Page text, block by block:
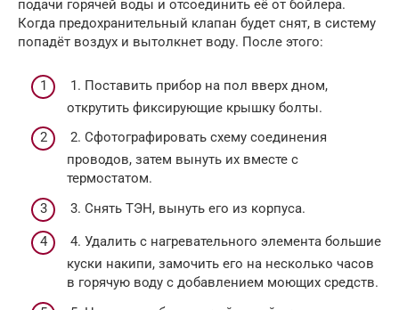
подачи горячей воды и отсоединить её от бойлера.
Когда предохранительный клапан будет снят, в систему
попадёт воздух и вытолкнет воду. После этого:
1. Поставить прибор на пол вверх дном,
открутить фиксирующие крышку болты.
2. Сфотографировать схему соединения
проводов, затем вынуть их вместе с
термостатом.
3. Снять ТЭН, вынуть его из корпуса.
4. Удалить с нагревательного элемента большие
куски накипи, замочить его на несколько часов
в горячую воду с добавлением моющих средств.